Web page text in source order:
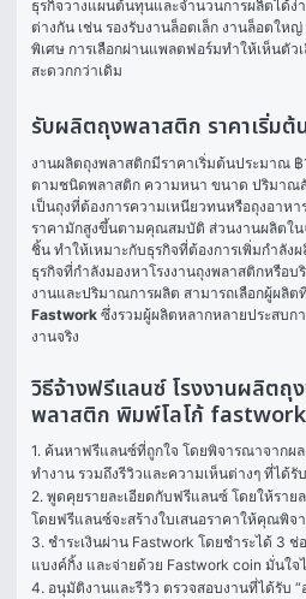
ธุรกิจวางแผนต้นทุนและจำนวนการผลิตได้ง่
ต่างกัน เช่น รองรับงานล็อตเล็ก งานล็อตให
พิเศษ การเลือกผ่านแพลตฟอร์มทำให้เห็นตั
สะดวกกว่าเดิม
รับผลิตถุงพลาสติก ราคาเริ่มต้น
งานผลิตถุงพลาสติกมีราคาเริ่มต้นประมาณ
ตามชนิดพลาสติก ความหนา ขนาด ปริมาณ
เป็นถุงที่ต้องการความเหนียวทนหรือถุงอาห
ราคามักสูงขึ้นตามคุณสมบัติ ส่วนงานผลิตใ
ชิ้น ทำให้เหมาะกับธุรกิจที่ต้องการเพิ่มกำลั
ธุรกิจที่กำลังมองหาโรงงานถุงพลาสติกหรือบ
Fastwork ซึ่งรวมผู้ผลิตหลากหลายประสบก
งานจริง
วิธีจ้างฟรีแลนซ์ โรงงานผลิต
พลาสติก พิมพ์โลโก้ fastwork
1. ค้นหาฟรีแลนซ์ที่ถูกใจ โดยพิจารณาจากผ
ทำงาน รวมถึงรีวิวและความเห็นต่างๆ ที่ได้รับ
2. พูดคุยรายละเอียดกับฟรีแลนซ์ โดยให้รา
โดยฟรีแลนซ์จะสร้างใบเสนอราคาให้คุณพิจ
3. ชำระเงินผ่าน Fastwork โดยชำระได้ 3 ช่
แบงค์กิ้ง และจ่ายด้วย Fastwork coin มั่นใจ
4. อนุมัติงานและรีวิว ตรวจสอบงานที่ได้รับ “